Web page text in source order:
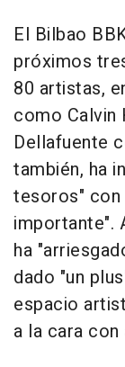
El Bilbao
próximos
80 artistas,
como Calvin
Dellafuente
también, ha
tesoros" con
importante".
ha
dado "un
espacio
a la cara